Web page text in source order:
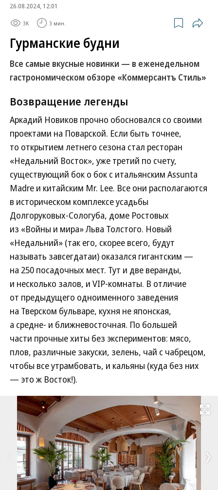
26.08.2024, 12:01
3K 3 мин.
Гурманские будни
Все самые вкусные новинки — в еженедельном
гастрономическом обзоре «Коммерсантъ Стиль»
Возвращение легенды
Аркадий Новиков прочно обосновался со своими
проектами на Поварской. Если быть точнее,
то открытием летнего сезона стал ресторан
«Недальний Восток», уже третий по счету,
существующий бок о бок с итальянским Assunta
Madre и китайским Mr. Lee. Все они располагаются
в историческом комплексе усадьбы
Долгоруковых-Сологуба, доме Ростовых
из «Войны и мира» Льва Толстого. Новый
«Недальний» (так его, скорее всего, будут
называть завсегдатаи) оказался гигантским —
на 250 посадочных мест. Тут и две веранды,
и несколько залов, и VIP-комнаты. В отличие
от предыдущего одноименного заведения
на Тверском бульваре, кухня не японская,
а средне- и ближневосточная. По большей
части прочные хиты без экспериментов: мясо,
плов, различные закуски, зелень, чай с чабрецом,
чтобы все утрамбовать, и кальяны (куда без них
— это ж Восток!).
Развернуть